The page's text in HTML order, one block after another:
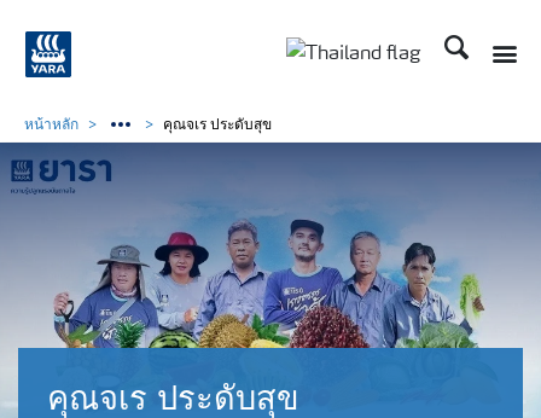
ค้นหา
คุณจเร ประดับสุข
หน้าหลัก คุณจเร ประดับสุข